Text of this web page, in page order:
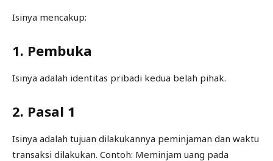
Isinya mencakup:
1. Pembuka
Isinya adalah identitas pribadi kedua belah pihak.
2. Pasal 1
Isinya adalah tujuan dilakukannya peminjaman dan waktu
transaksi dilakukan. Contoh: Meminjam uang pada